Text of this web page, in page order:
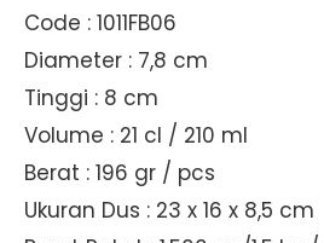
Code : 1011FB06
Diameter : 7,8 cm
Tinggi : 8 cm
Volume : 21 cl / 210 ml
Berat : 196 gr / pcs
Ukuran Dus : 23 x 16 x 8,5 cm